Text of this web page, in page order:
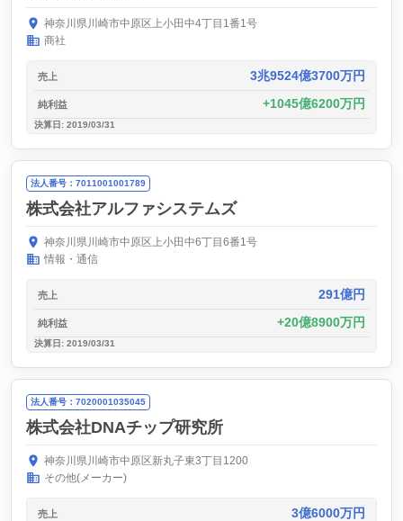
神奈川県川崎市中原区上小田中4丁目1番1号
商社
売上 3兆9524億3700万円
純利益 1045億6200万円
決算日: 2019/03/31
法人番号：7011001001789
株式会社アルファシステムズ
神奈川県川崎市中原区上小田中6丁目6番1号
情報・通信
売上 291億円
純利益 20億8900万円
決算日: 2019/03/31
法人番号：7020001035045
株式会社DNAチップ研究所
神奈川県川崎市中原区新丸子東3丁目1200
その他(メーカー)
売上 3億6000万円